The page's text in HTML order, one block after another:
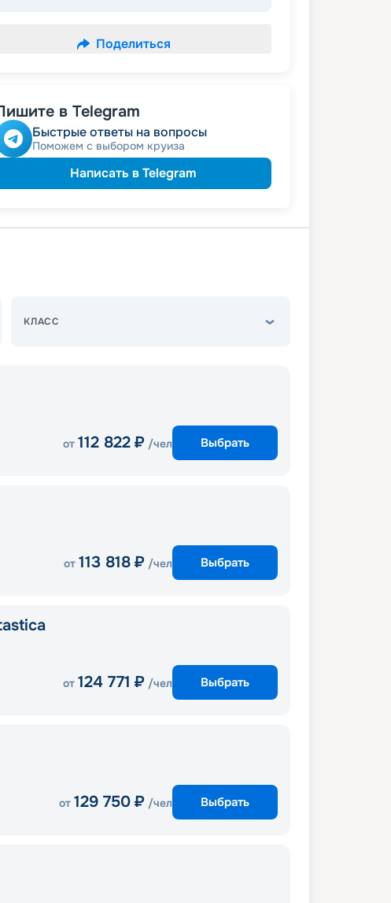
Поделиться
в Telegram
Быстрые ответы на вопросы
Поможем с выбором круиза
Написать в Telegram
КЛАСС
от 112 822 ₽ /чел Выбрать
от 113 818 ₽ /чел Выбрать
от 124 771 ₽ /чел Выбрать
от 129 750 ₽ /чел Выбрать